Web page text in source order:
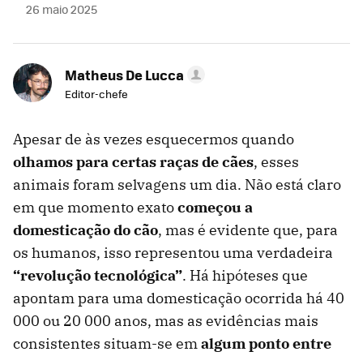
26 maio 2025
Matheus De Lucca
Editor-chefe
Apesar de às vezes esquecermos quando
olhamos para certas raças de cães, esses
animais foram selvagens um dia. Não está claro
em que momento exatocomeçou a
domesticação do cão, mas é evidente que, para
os humanos, isso representou uma verdadeira
“revolução tecnológica”. Há hipóteses que
apontam para uma domesticação ocorrida há 40
000 ou 20 000 anos, mas as evidências mais
consistentes situam-se emalgum ponto entre